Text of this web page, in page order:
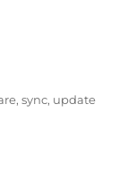
,sync, update